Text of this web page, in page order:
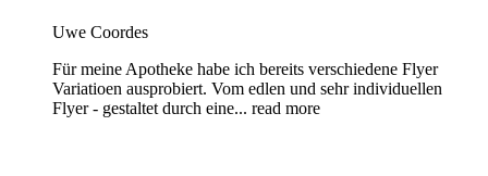
Uwe Coordes
Für meine Apotheke habe ich bereits verschiedene Flyer
Variatioen ausprobiert. Vom edlen und sehr individuellen
Flyer - gestaltet durch eine... read more